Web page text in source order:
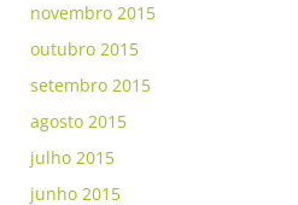
novembro 2015
outubro 2015
setembro 2015
agosto 2015
julho 2015
junho 2015